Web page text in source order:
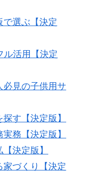
で選ぶ【決定
ル活用【決定
必見の子供用サ
す【決定版】
務【決定版】
決定版】
家づくり【決定